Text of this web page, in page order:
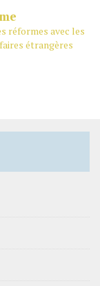
réformes avec les
étrangères